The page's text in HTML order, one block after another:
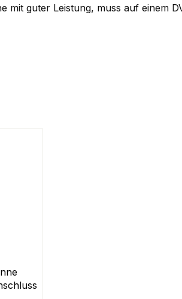
mit guter Leistung, muss auf einem